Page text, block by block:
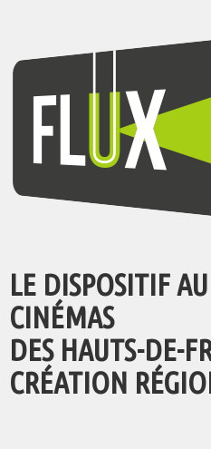
LE DISPOSITIF
CINÉMAS
DES HAUTS-DE-
CRÉATION